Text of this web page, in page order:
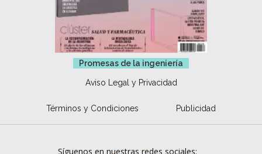
Promesas de la ingeniería
Aviso Legal y Privacidad
Términos y Condiciones Publicidad
Síguenos en nuestras redes sociales: